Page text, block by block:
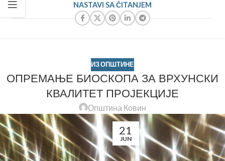
NASTAVI SA ČITANJEM
ИЗ ОПШТИНЕ
ОПРЕМАЊЕ БИОСКОПА ЗА ВРХУНСКИ
КВАЛИТЕТ ПРОЈЕКЦИЈЕ
Општина Ковин
21
JUN